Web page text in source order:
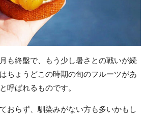
も終盤で、もう少し暑さとの戦いが続
ちょうどこの時期の旬のフルーツがあ
呼ばれるものです。
おらず、馴染みがない方も多いかもし